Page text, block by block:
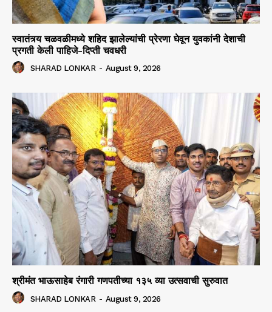
स्वातंत्र्य चळवळीमध्ये शहिद झालेल्यांची प्रेरणा घेवून युवकांनी देशाची
प्रगती केली पाहिजे-दिप्ती चवधरी
SHARAD LONKAR - August 9, 2026
श्रीमंत भाऊसाहेब रंगारी गणपतीच्या १३५ व्या उत्सवाची सुरुवात
SHARAD LONKAR - August 9, 2026